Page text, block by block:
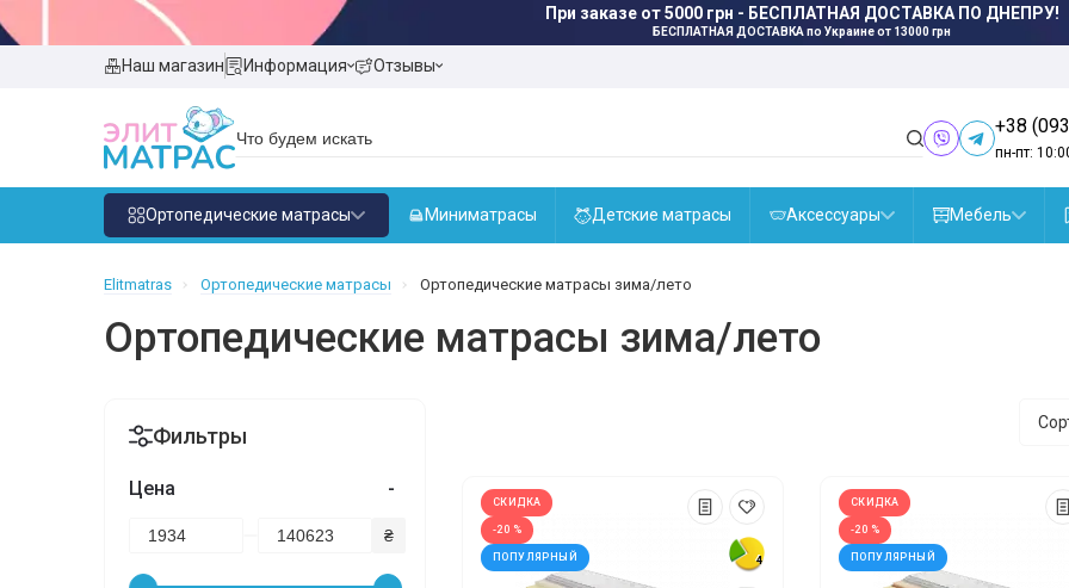
При заказе от 5000 грн - БЕСПЛАТНАЯ ДОСТАВКА ПО ДНЕПРУ!
БЕСПЛАТНАЯ ДОСТАВКАпо Украине от 13000 грн
Наш магазин Информация Отзывы
+38
пн-пт:
Ортопедические матрасы Миниматрасы Детские матрасы Аксессуары Мебель
Elitmatras Ортопедические матрасы Ортопедические матрасы зима/лето
Ортопедические матрасы зима/лето
Фильтры
Цена -
₴
4
СКИДКА
-20 %
ПОПУЛЯРНЫЙ 4
СКИДКА
-20 %
ПОПУЛЯРНЫЙ